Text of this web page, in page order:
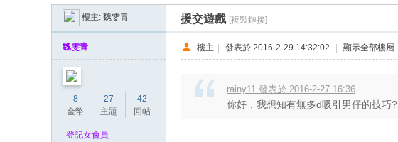
樓主: 魏雯青 援交遊戲 [複製鏈接]
魏雯青
8
金幣
27
主題
42
回帖
登記女會員
樓主 | 發表於 2016-2-29 14:32:02 | 顯示全部樓層
rainy11 發表於 2016-2-27 16:36
你好，我想知有無多d吸引男仔的技巧?